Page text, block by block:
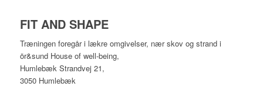
FIT AND SHAPE
Træningen foregår i lækre omgivelser, nær skov og strand i
ör&sund House of well-being,
Humlebæk Strandvej 21,
3050 Humlebæk